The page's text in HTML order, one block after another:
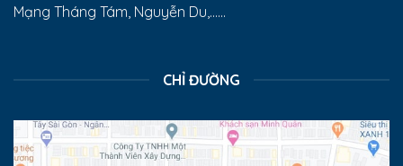
Mạng Tháng Tám, Nguyễn Du,......
CHỈ ĐƯỜNG